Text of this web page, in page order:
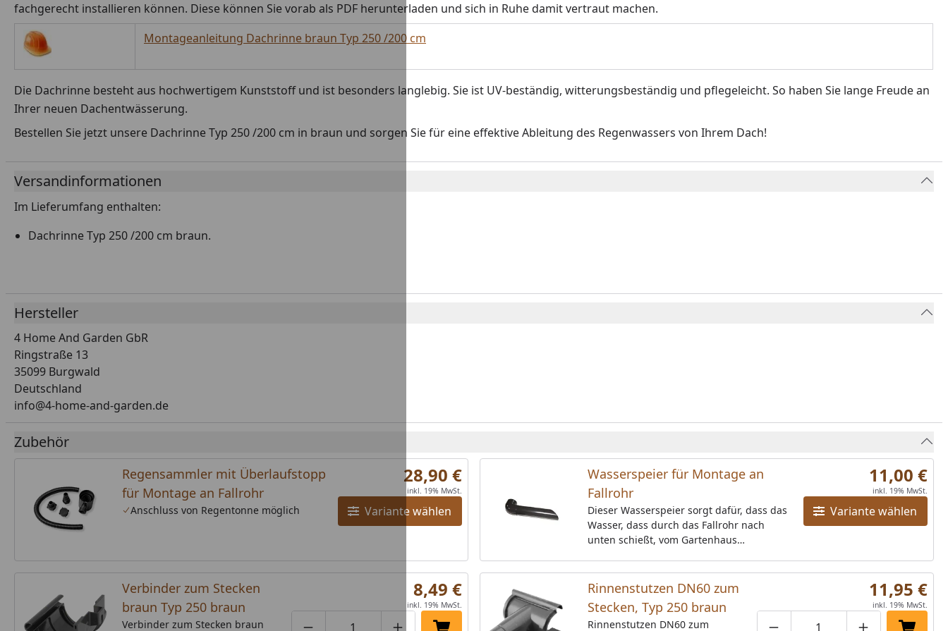
fachgerecht installieren können. Diese können Sie vorab als PDF herunterladen und sich in Ruhe damit vertraut machen.
Montageanleitung Dachrinne braun Typ 250 /200 cm
Die Dachrinne besteht aus hochwertigem Kunststoff und ist besonders langlebig. Sie ist UV-beständig, witterungsbeständig und pflegeleicht. So haben Sie lange Freude an
Ihrer neuen Dachentwässerung.
Bestellen Sie jetzt unsere Dachrinne Typ 250 /200 cm in braun und sorgen Sie für eine effektive Ableitung des Regenwassers von Ihrem Dach!
Versandinformationen
Im Lieferumfang enthalten:
Dachrinne Typ 250 /200 cm braun.
Hersteller
4 Home And Garden GbR
Ringstraße 13
35099 Burgwald
Deutschland
info@4-home-and-garden.de
Zubehör
Regensammler mit Überlaufstopp
für Montage an Fallrohr
Anschluss von Regentonne möglich Variante wählen
28,90 €
inkl. 19% MwSt.
Wasserspeier für Montage an
Fallrohr
Dieser Wasserspeier sorgt dafür, dass das
Wasser, dass durch das Fallrohr nach
unten schießt, vom Gartenhaus
und anthrazitDurchmesser: 60 mm
Variante wählen
11,00 €
inkl. 19% MwSt.
Verbinder zum Stecken
braun Typ 250 braun
Verbinder zum Stecken braun
8,49 €
inkl. 19% MwSt.
Rinnenstutzen DN60 zum
Stecken, Typ 250 braun
Rinnenstutzen DN60 zum
11,95 €
inkl. 19% MwSt.